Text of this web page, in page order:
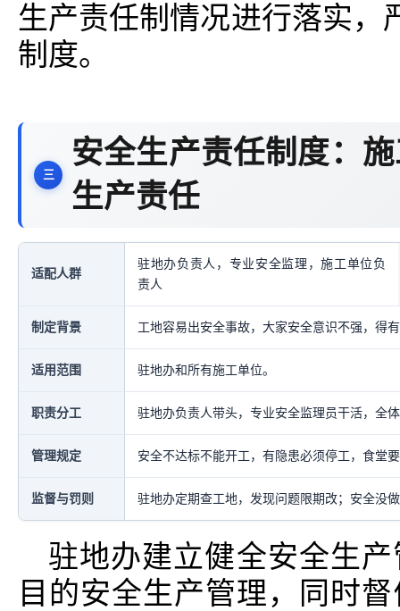
生产责任制情况进行落实，
制度。
安全生产责任制度：
生产责任
适配人群
驻地办负责人，专业安全监理，施工单位负
责人
制定背景 工地容易出安全事故，大家安全意识不强，得
适用范围 驻地办和所有施工单位。
职责分工 驻地办负责人带头，专业安全监理员干活，全
管理规定 安全不达标不能开工，有隐患必须停工，食堂
监督与罚则 驻地办定期查工地，发现问题限期改；安全没
驻地办建立健全安全生
目的安全生产管理，同时